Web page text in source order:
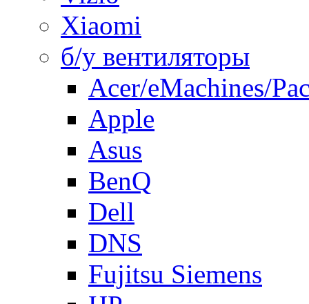
Xiaomi
б/у вентиляторы
Acer/eMachines/
Apple
Asus
BenQ
Dell
DNS
Fujitsu Siemens